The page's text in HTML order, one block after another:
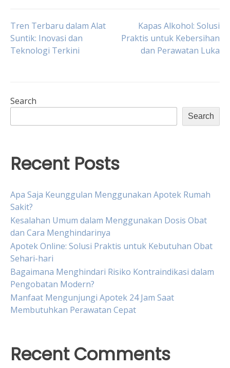
Post
navigation
Tren Terbaru dalam Alat
Suntik: Inovasi dan
Teknologi Terkini
Kapas Alkohol: Solusi
Praktis untuk Kebersihan
dan Perawatan Luka
Search
Search
Recent Posts
Apa Saja Keunggulan Menggunakan Apotek Rumah
Sakit?
Kesalahan Umum dalam Menggunakan Dosis Obat
dan Cara Menghindarinya
Apotek Online: Solusi Praktis untuk Kebutuhan Obat
Sehari-hari
Bagaimana Menghindari Risiko Kontraindikasi dalam
Pengobatan Modern?
Manfaat Mengunjungi Apotek 24 Jam Saat
Membutuhkan Perawatan Cepat
Recent Comments